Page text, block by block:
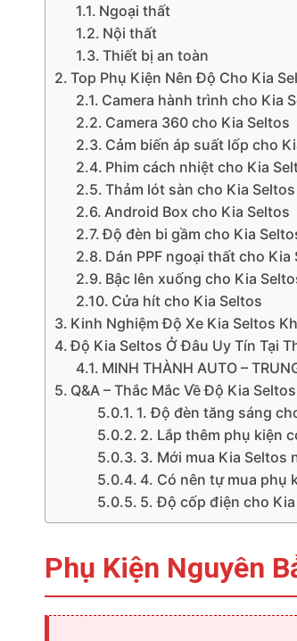
Ngoại thất
Nội thất
Thiết bị an toàn
Top Phụ Kiện Nên Độ Cho Kia
Camera hành trình cho Kia
Camera 360 cho Kia Seltos
Cảm biến áp suất lốp cho
Phim cách nhiệt cho Kia
Thảm lót sàn cho Kia Seltos
Android Box cho Kia Seltos
Độ đèn bi gầm cho Kia
Dán PPF ngoại thất cho Kia
Bậc lên xuống cho Kia
Cửa hít cho Kia Seltos
Kinh Nghiệm Độ Xe Kia Seltos
Độ Kia Seltos Ở Đâu Uy Tín Tại
MINH THÀNH AUTO –
Q&A – Thắc Mắc Về Độ Kia Seltos
1. Độ đèn tăng sáng
2. Lắp thêm phụ kiện
3. Mới mua Kia Seltos
4. Có nên tự mua phụ
5. Độ cốp điện cho
Phụ Kiện Nguyên